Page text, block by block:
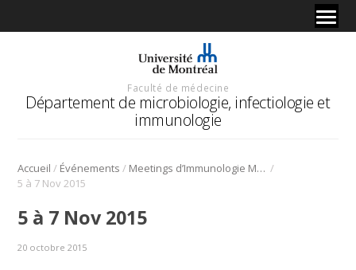
Faculté de médecine
Département de microbiologie, infectiologie et
immunologie
Accueil / Événements / Meetings d’Immunologie Montréal Immunology Meetings /
5 à 7 Nov 2015
5 à 7 Nov 2015
20 octobre 2015